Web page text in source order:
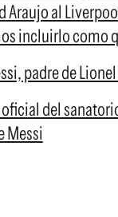
Araujo al
incluirlo como
padre de
del
Messi